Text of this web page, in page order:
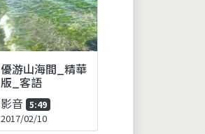
優游山海間_精華
版_客語
影音 5:49
2017/02/10